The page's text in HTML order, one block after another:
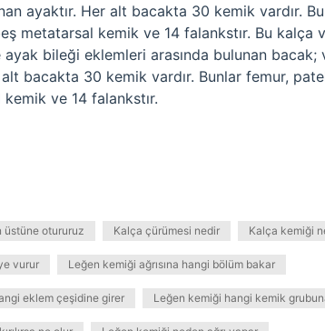
ayaktır. Her alt bacakta 30 kemik vardır.
metatarsal kemik ve 14 falankstır. Bu kalça
bileği eklemleri arasında bulunan bacak;
bacakta 30 kemik vardır. Bunlar femur,
ve 14 falankstır.
üstüne otururuz Kalça çürümesi nedir Kalça kemiği
vurur Leğen kemiği ağrısına hangi bölüm bakar
eklem çeşidine girer Leğen kemiği hangi kemik